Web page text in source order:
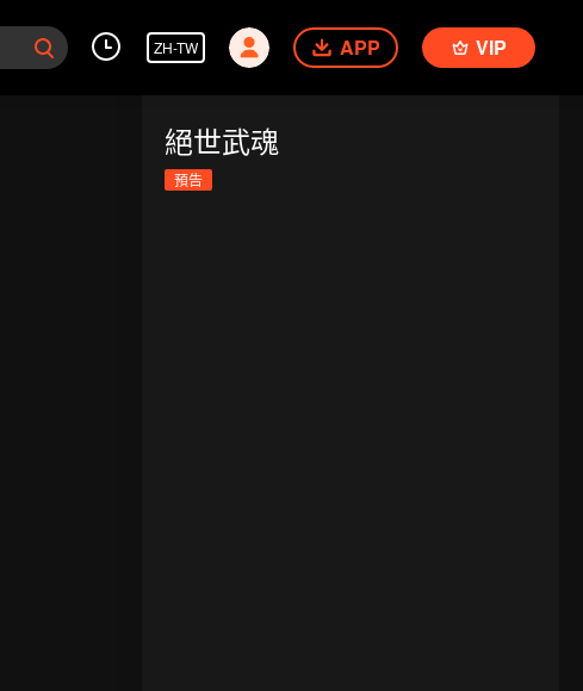
ZH-TW APP VIP
絕世武魂
預告